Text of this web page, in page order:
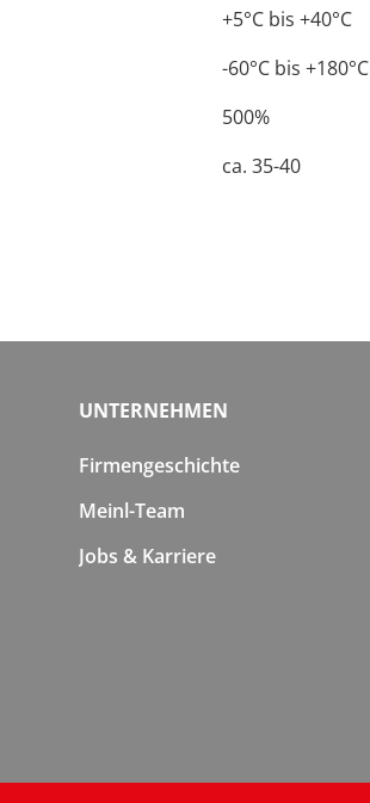
+5°C bis +40°C
-60°C bis +180°C
500%
ca. 35-40
UNTERNEHMEN
Firmengeschichte
Meinl-Team
Jobs & Karriere